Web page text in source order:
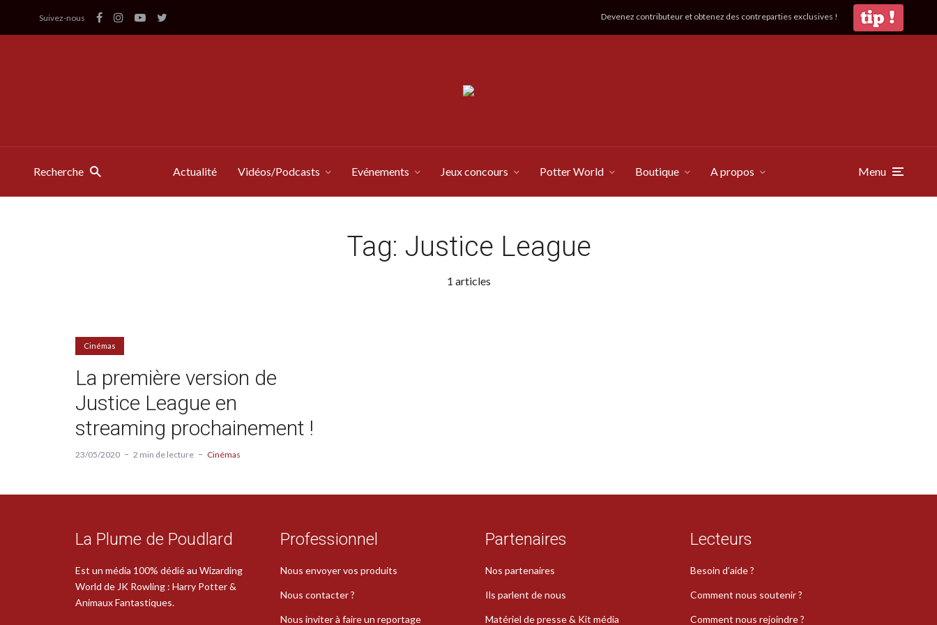
Suivez-nous Devenez contributeur et obtenez des contreparties exclusives !
Recherche Actualité Vidéos/Podcasts Evénements Jeux concours Potter World Boutique A propos Menu
Tag: Justice League
1 articles
Cinémas
La première version de
Justice League en
streaming prochainement !
23/05/2020 2 min de lecture Cinémas
La Plume de Poudlard
Est un média 100% dédié au Wizarding
World de JK Rowling : Harry Potter &
Animaux Fantastiques.
Professionnel
Nous envoyer vos produits
Nous contacter ?
Nous inviter à faire un reportage
Partenaires
Nos partenaires
Ils parlent de nous
Matériel de presse & Kit média
Lecteurs
Besoin d’aide ?
Comment nous soutenir ?
Comment nous rejoindre ?